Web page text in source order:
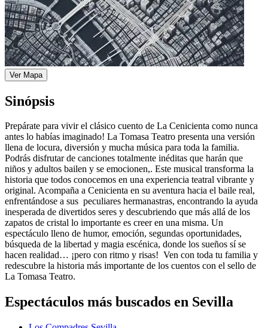
Ver Mapa
Sinópsis
Prepárate para vivir el clásico cuento de La Cenicienta como nunca
antes lo habías imaginado! La Tomasa Teatro presenta una versión
llena de locura, diversión y mucha música para toda la familia.
Podrás disfrutar de canciones totalmente inéditas que harán que
niños y adultos bailen y se emocionen,. Este musical transforma la
historia que todos conocemos en una experiencia teatral vibrante y
original. Acompaña a Cenicienta en su aventura hacia el baile real,
enfrentándose a sus peculiares hermanastras, encontrando la ayuda
inesperada de divertidos seres y descubriendo que más allá de los
zapatos de cristal lo importante es creer en una misma. Un
espectáculo lleno de humor, emoción, segundas oportunidades,
búsqueda de la libertad y magia escénica, donde los sueños sí se
hacen realidad… ¡pero con ritmo y risas! Ven con toda tu familia y
redescubre la historia más importante de los cuentos con el sello de
La Tomasa Teatro.
Espectáculos más buscados en Sevilla